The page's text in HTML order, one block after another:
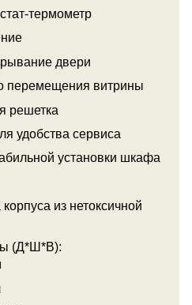
термометр
двери
перемещения витрины
решетка
удобства сервиса
установки шкафа
из нетоксичной
(Д*Ш*В):